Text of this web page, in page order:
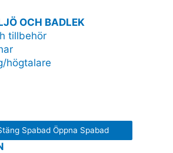
OCH BADLEK
tillbehör
högtalare
Spabad Öppna Spabad